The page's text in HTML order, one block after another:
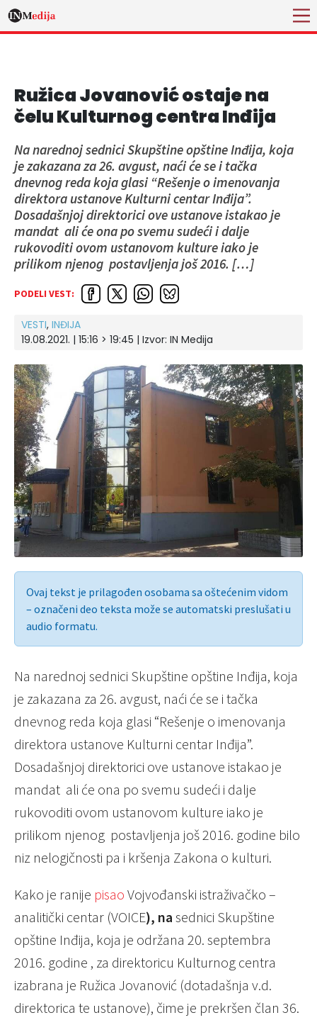
Ružica Jovanović ostaje na
čelu Kulturnog centra Inđija
Na narednoj sednici Skupštine opštine Inđija, koja
je zakazana za 26. avgust, naći će se i tačka
dnevnog reda koja glasi “Rešenje o imenovanja
direktora ustanove Kulturni centar Inđija”.
Dosadašnjoj direktorici ove ustanove istakao je
mandat ali će ona po svemu sudeći i dalje
rukovoditi ovom ustanovom kulture iako je
prilikom njenog postavljenja još 2016. […]
PODELI VEST:
VESTI, INĐIJA
19.08.2021. | 15:16 > 19:45 | Izvor: IN Medija
Ovaj tekst je prilagođen osobama sa oštećenim vidom
– označeni deo teksta može se automatski preslušati u
audio formatu.
Na narednoj sednici Skupštine opštine Inđija, koja
je zakazana za 26. avgust, naći će se i tačka
dnevnog reda koja glasi “Rešenje o imenovanja
direktora ustanove Kulturni centar Inđija”.
Dosadašnjoj direktorici ove ustanove istakao je
mandat ali će ona po svemu sudeći i dalje
rukovoditi ovom ustanovom kulture iako je
prilikom njenog postavljenja još 2016. godine bilo
niz nelogičnosti pa i kršenja Zakona o kulturi.
Kako je ranije pisao Vojvođanski istraživačko –
analitički centar (VOICE), na sednici Skupštine
opštine Inđija, koja je održana 20. septembra
2016. godine , za direktoricu Kulturnog centra
izabrana je Ružica Jovanović (dotadašnja v.d.
direktorica te ustanove), čime je prekršen član 36.